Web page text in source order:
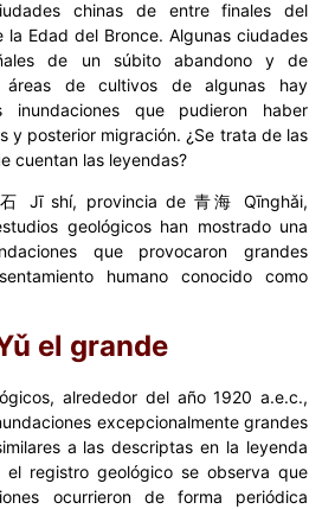
chinas de entre finales del
la Edad del Bronce. Algunas ciudades
de un súbito abandono y de
de cultivos de algunas hay
inundaciones que pudieron haber
y posterior migración. ¿Se trata de las
cuentan las leyendas?
Jī shí, provincia de 青海 Qīnghǎi,
geológicos han mostrado una
que provocaron grandes
humano conocido como
el grande
alrededor del año 1920 a.e.c.,
excepcionalmente grandes
a las descriptas en la leyenda
registro geológico se observa que
ocurrieron de forma periódica